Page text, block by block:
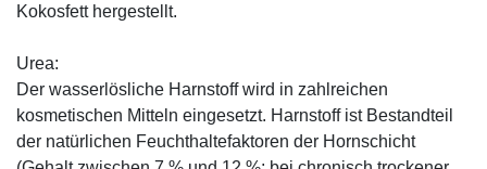
Kokosfett hergestellt.
Urea:
Der wasserlösliche Harnstoff wird in zahlreichen
kosmetischen Mitteln eingesetzt. Harnstoff ist Bestandteil
der natürlichen Feuchthaltefaktoren der Hornschicht